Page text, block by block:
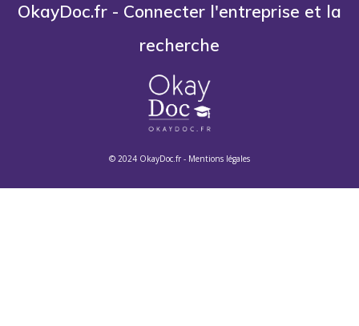
OkayDoc.fr - Connecter l'entreprise et la
recherche
© 2024 OkayDoc.fr - Mentions légales